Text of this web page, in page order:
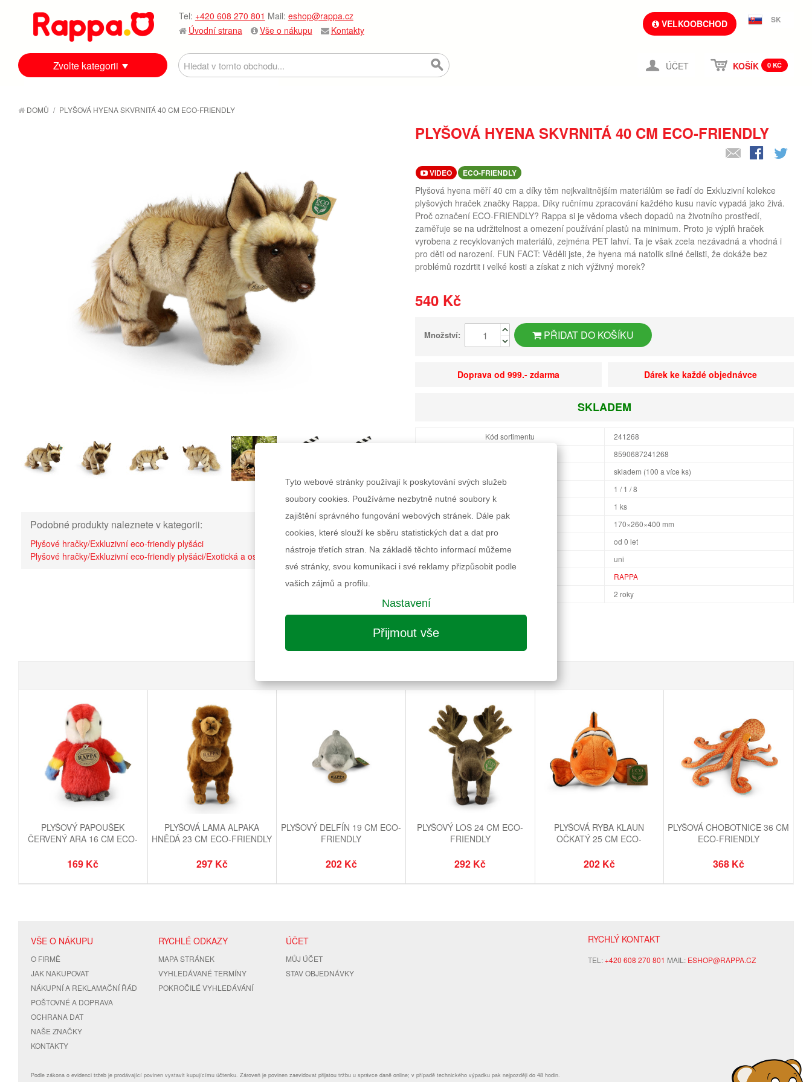
Tel: +420 608 270 801 Mail: eshop@rappa.cz
Úvodní strana
Vše o nákupu Kontakty
VELKOOBCHOD SK
ÚČET KOŠÍK 0 KČ
Zvolte kategorii
DOMŮ / PLYŠOVÁ HYENA SKVRNITÁ 40 CM ECO-FRIENDLY
Podobné produkty naleznete v kategorii:
Plyšové hračky/Exkluzivní eco-friendly plyšáci
Plyšové hračky/Exkluzivní eco-friendly plyšáci/Exotická a ostatní
PLYŠOVÁ HYENA SKVRNITÁ 40 CM ECO-FRIENDLY
VIDEO ECO-FRIENDLY
Plyšová hyena měří 40 cm a díky těm nejkvalitnějším materiálům se řadí do Exkluzivní kolekce
plyšových hraček značky Rappa. Díky ručnímu zpracování každého kusu navíc vypadá jako živá.
Proč označení ECO-FRIENDLY? Rappa si je vědoma všech dopadů na životního prostředí,
zaměřuje se na udržitelnost a omezení používání plastů na minimum. Proto je výplň hraček
vyrobena z recyklovaných materiálů, zejména PET lahví. Ta je však zcela nezávadná a vhodná i
pro děti od narození. FUN FACT: Věděli jste, že hyena má natolik silné čelisti, že dokáže bez
problémů rozdrtit i velké kosti a získat z nich výživný morek?
540 Kč
Množství: PŘIDAT DO KOŠÍKU
Doprava od 999.- zdarma Dárek ke každé objednávce
SKLADEM
Kód sortimentu
241268
8590687241268
skladem (100 a více ks)
1 / 1 / 8
Minimální odběr
1 ks
Rozměry balení Š×V×H
170×260×400 mm
od 0 let
uni
RAPPA
2 roky
Informace k výrobku
PLYŠOVÝ PAPOUŠEK
ČERVENÝ ARA 16 CM ECO-
169 Kč
PLYŠOVÁ LAMA ALPAKA
HNĚDÁ 23 CM ECO-FRIENDLY
297 Kč
PLYŠOVÝ DELFÍN 19 CM ECO-
FRIENDLY
202 Kč
PLYŠOVÝ LOS 24 CM ECO-
FRIENDLY
292 Kč
PLYŠOVÁ RYBA KLAUN
OČKATÝ 25 CM ECO-
202 Kč
PLYŠOVÁ CHOBOTNICE 36 CM
ECO-FRIENDLY
368 Kč
RYCHLÝ KONTAKT
TEL:+420 608 270 801 MAIL: ESHOP@RAPPA.CZ
VŠE O NÁKUPU
O FIRMĚ
JAK NAKUPOVAT
NÁKUPNÍ A REKLAMAČNÍ ŘÁD
POŠTOVNÉ A DOPRAVA
OCHRANA DAT
NAŠE ZNAČKY
KONTAKTY
RYCHLÉ ODKAZY
MAPA STRÁNEK
VYHLEDÁVANÉ TERMÍNY
POKROČILÉ VYHLEDÁVÁNÍ
ÚČET
MŮJ ÚČET
STAV OBJEDNÁVKY
Podle zákona o evidenci tržeb je prodávající povinen vystavit kupujícímu účtenku. Zároveň je povinen zaevidovat přijatou tržbu u správce daně online; v případě technického výpadku pak nejpozději do 48 hodin.
Tyto webové stránky používají k poskytování svých služeb
soubory cookies. Používáme nezbytně nutné soubory k
zajištění správného fungování webových stránek. Dále pak
cookies, které slouží ke sběru statistických dat a dat pro
nástroje třetích stran. Na základě těchto informací můžeme
své stránky, svou komunikaci i své reklamy přizpůsobit podle
vašich zájmů a profilu.
Nastavení
Přijmout vše